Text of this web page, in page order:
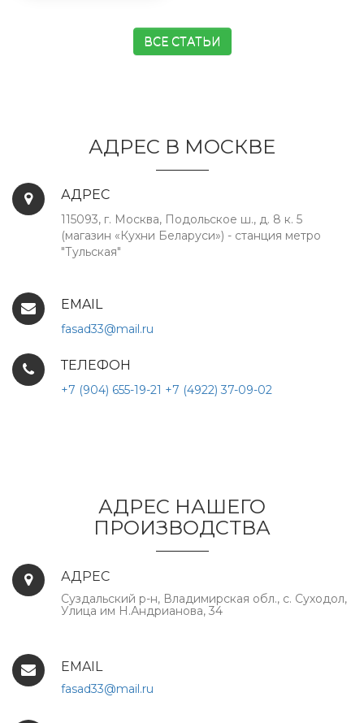
ВСЕ СТАТЬИ
АДРЕС В МОСКВЕ
АДРЕС
115093, г. Москва, Подольское ш., д. 8 к. 5
(магазин «Кухни Беларуси») - станция метро
"Тульская"
EMAIL
fasad33@mail.ru
ТЕЛЕФОН
+7 (904) 655-19-21 +7 (4922) 37-09-02
АДРЕС НАШЕГО
ПРОИЗВОДСТВА
АДРЕС
Суздальский р-н, Владимирская обл., с. Суходол,
Улица им Н.Андрианова, 34
EMAIL
fasad33@mail.ru